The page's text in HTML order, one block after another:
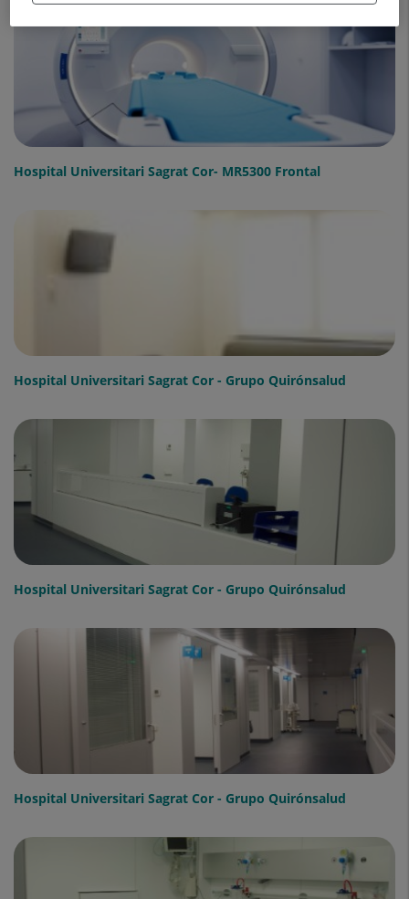
Hospital Universitari Sagrat Cor- MR5300 Frontal
Hospital Universitari Sagrat Cor - Grupo Quirónsalud
Hospital Universitari Sagrat Cor - Grupo Quirónsalud
Hospital Universitari Sagrat Cor - Grupo Quirónsalud